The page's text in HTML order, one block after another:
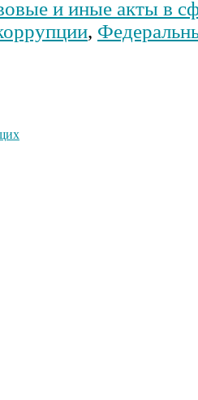
и иные акты в
,